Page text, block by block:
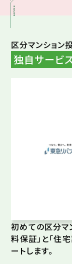
service
区分マンション
独自サービ
初めての区分マ
料保証」と「住
ートします。